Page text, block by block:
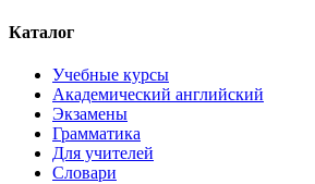
Каталог
Учебные курсы
Академический английский
Экзамены
Грамматика
Для учителей
Словари